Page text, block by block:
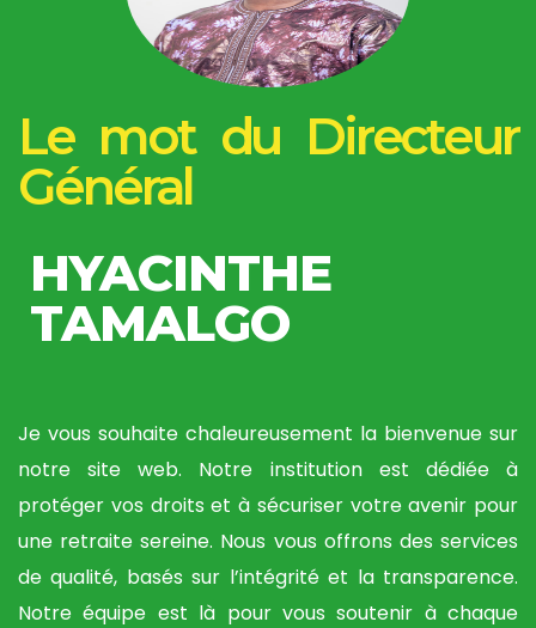
Le mot du Directeur
Général
HYACINTHE
TAMALGO
Je vous souhaite chaleureusement la bienvenue sur
notre site web. Notre institution est dédiée à
protéger vos droits et à sécuriser votre avenir pour
une retraite sereine. Nous vous offrons des services
de qualité, basés sur l’intégrité et la transparence.
Notre équipe est là pour vous soutenir à chaque